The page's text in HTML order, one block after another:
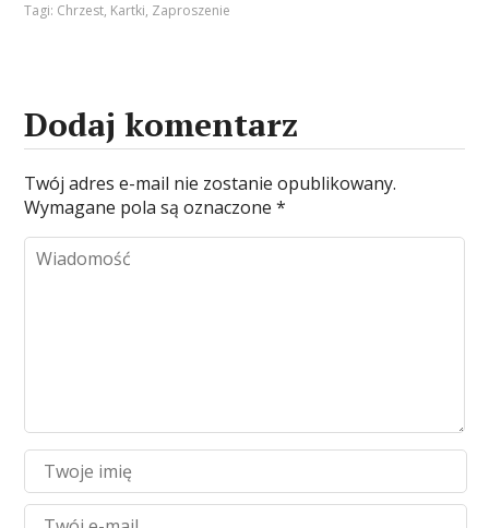
Tagi: Chrzest, Kartki, Zaproszenie
Dodaj komentarz
Twój adres e-mail nie zostanie opublikowany.
Wymagane pola są oznaczone*